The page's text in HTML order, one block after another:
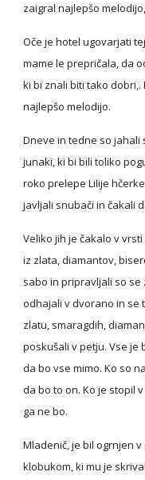
zaigral najlepšo
Oče je hotel ugovarjati
mame le prepričala, da
ki bi znali biti tako
najlepšo melodijo.
Dneve in tedne so jahali
junaki, ki bi bili toliko
roko prelepe LiIije
javljali snubači in čakali
Veliko jih je čakalo v
iz zlata, diamantov,
sabo in pripravljali so se
odhajali v dvorano in se
zlatu, smaragdih,
poskušali v petju. Vse je
da bo vse mimo. Ko so
da bo to on. Ko je stopil
ga ne bo.
Mladenič, je bil ogrnjen
klobukom, ki mu je